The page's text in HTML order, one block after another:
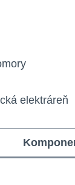
elektráreň